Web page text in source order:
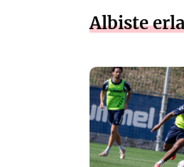
Albiste